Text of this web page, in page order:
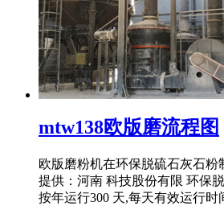
mtw138欧版磨流程图
欧版磨粉机在环保脱硫石灰石粉
提供：河南 科技股份有限 环保
按年运行300 天,每天有效运行时